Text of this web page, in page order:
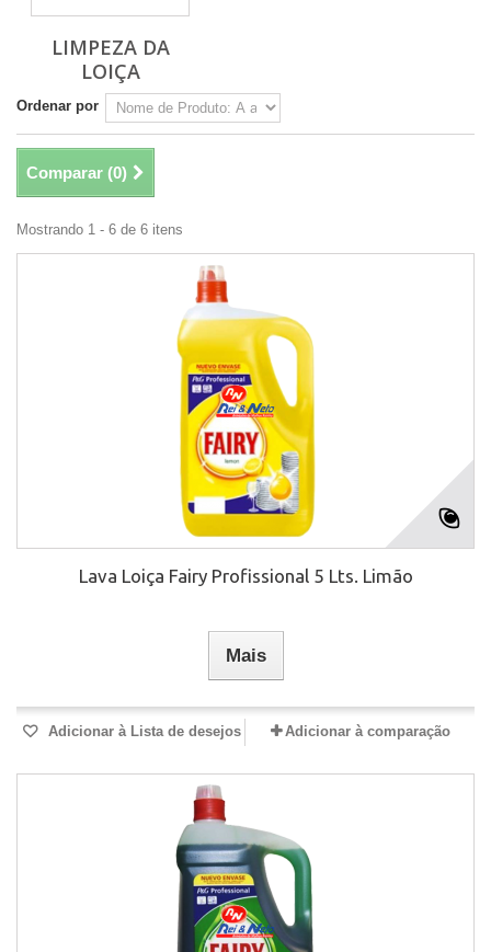
LIMPEZA DA
LOIÇA
Ordenar por
Comparar (0)
Mostrando 1 - 6 de 6 itens
Lava Loiça Fairy Profissional 5 Lts. Limão
Mais
Adicionar à Lista de desejos Adicionar à comparação